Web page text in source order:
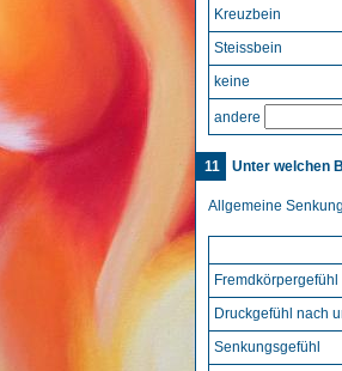
Kreuzbein
Steissbein
keine
andere
11 Unter welchen
Allgemeine
Fremdkörpergefühl
Druckgefühl nach
Senkungsgefühl